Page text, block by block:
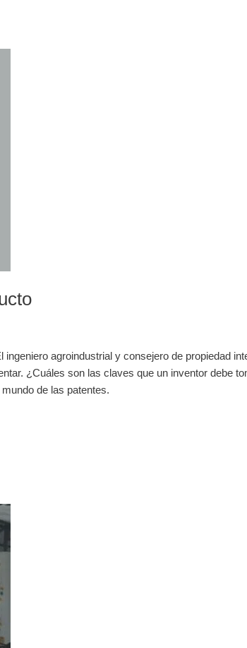
agroindustrial y consejero de propiedad
¿Cuáles son las claves que un inventor debe
de las patentes.